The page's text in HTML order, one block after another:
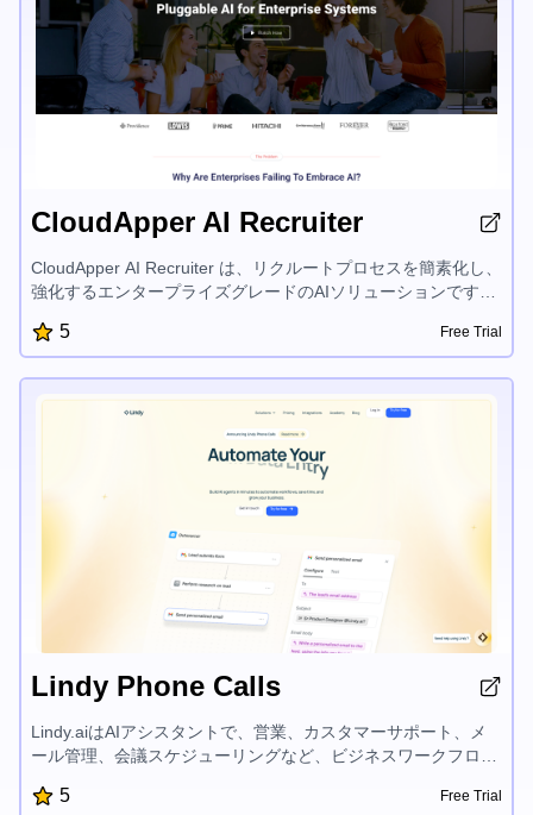
CloudApper AI Recruiter
CloudApper AI Recruiter は、リクルートプロセスを簡素化し、
強化するエンタープライズグレードのAIソリューションです。
ーニングの合理化、そして個別の推奨事項を提供することで、
データプライバシーを確保し、既存のHRシステムとの円滑な
ができます。
5 Free Trial
Lindy Phone Calls
Lindy.aiはAIアシスタントで、営業、カスタマーサポート、メ
ール管理、会議スケジューリングなど、ビジネスワークフロー
簡単な統合機能により、Lindyを使えば時間を節約し、ビジネ
5 Free Trial